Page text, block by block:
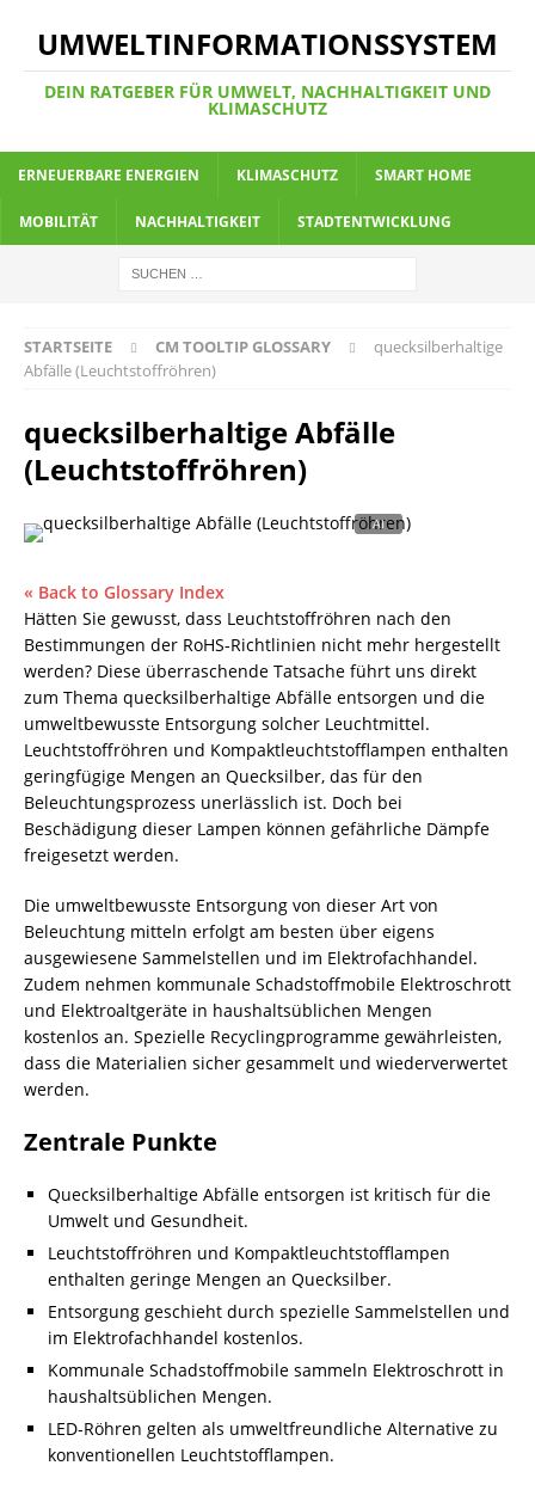
UMWELTINFORMATIONSSYSTEM
DEIN RATGEBER FÜR UMWELT, NACHHALTIGKEIT UND
KLIMASCHUTZ
ERNEUERBARE ENERGIEN KLIMASCHUTZ SMART HOME
MOBILITÄT NACHHALTIGKEIT STADTENTWICKLUNG
STARTSEITE CM TOOLTIP GLOSSARY
quecksilberhaltige
Abfälle (Leuchtstoffröhren)
quecksilberhaltige Abfälle
(Leuchtstoffröhren)
« Back to Glossary Index
Hätten Sie gewusst, dass Leuchtstoffröhren nach den
Bestimmungen der RoHS-Richtlinien nicht mehr hergestellt
werden? Diese überraschende Tatsache führt uns direkt
zum Thema quecksilberhaltige Abfälle entsorgen und die
umweltbewusste Entsorgung solcher Leuchtmittel.
Leuchtstoffröhren und Kompaktleuchtstofflampen enthalten
geringfügige Mengen an Quecksilber, das für den
Beleuchtungsprozess unerlässlich ist. Doch bei
Beschädigung dieser Lampen können gefährliche Dämpfe
freigesetzt werden.
Die umweltbewusste Entsorgung von dieser Art von
Beleuchtung mitteln erfolgt am besten über eigens
ausgewiesene Sammelstellen und im Elektrofachhandel.
Zudem nehmen kommunale Schadstoffmobile Elektroschrott
und Elektroaltgeräte in haushaltsüblichen Mengen
kostenlos an. Spezielle Recyclingprogramme gewährleisten,
dass die Materialien sicher gesammelt und wiederverwertet
werden.
Zentrale Punkte
Quecksilberhaltige Abfälle entsorgen ist kritisch für die
Umwelt und Gesundheit.
Leuchtstoffröhren und Kompaktleuchtstofflampen
enthalten geringe Mengen an Quecksilber.
Entsorgung geschieht durch spezielle Sammelstellen und
im Elektrofachhandel kostenlos.
Kommunale Schadstoffmobile sammeln Elektroschrott in
haushaltsüblichen Mengen.
LED-Röhren gelten als umweltfreundliche Alternative zu
konventionellen Leuchtstofflampen.